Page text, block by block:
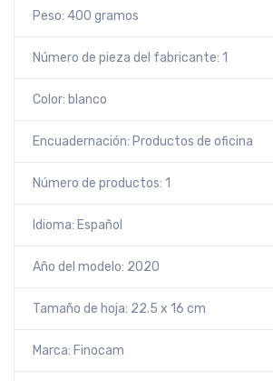
Peso: 400 gramos
Número de pieza del fabricante: 1
Color: blanco
Encuadernación: Productos de oficina
Número de productos: 1
Idioma: Español
Año del modelo: 2020
Tamaño de hoja: 22.5 x 16 cm
Marca: Finocam